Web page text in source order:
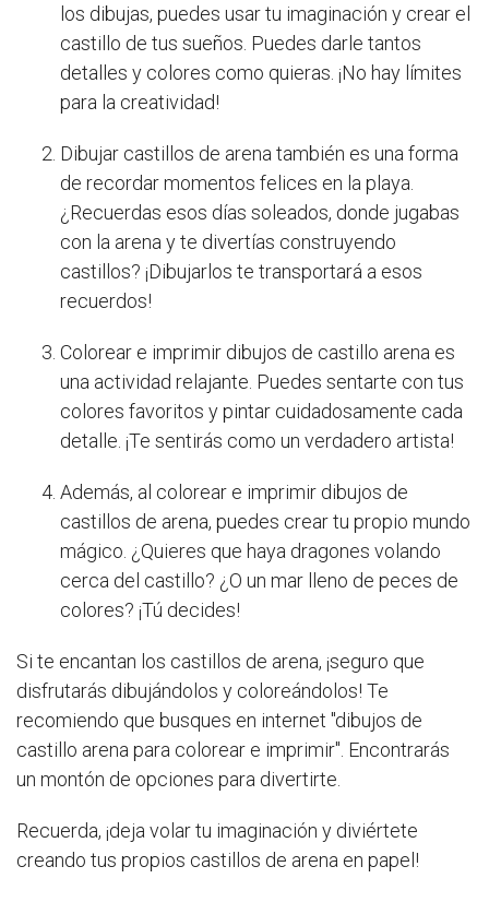
los dibujas, puedes usar tu imaginación y crear el
castillo de tus sueños. Puedes darle tantos
detalles y colores como quieras. ¡No hay límites
para la creatividad!
Dibujar castillos de arena también es una forma
de recordar momentos felices en la playa.
¿Recuerdas esos días soleados, donde jugabas
con la arena y te divertías construyendo
castillos? ¡Dibujarlos te transportará a esos
recuerdos!
Colorear e imprimir dibujos de castillo arena es
una actividad relajante. Puedes sentarte con tus
colores favoritos y pintar cuidadosamente cada
detalle. ¡Te sentirás como un verdadero artista!
Además, al colorear e imprimir dibujos de
castillos de arena, puedes crear tu propio mundo
mágico. ¿Quieres que haya dragones volando
cerca del castillo? ¿O un mar lleno de peces de
colores? ¡Tú decides!
Si te encantan los castillos de arena, ¡seguro que
disfrutarás dibujándolos y coloreándolos! Te
recomiendo que busques en internet "dibujos de
castillo arena para colorear e imprimir". Encontrarás
un montón de opciones para divertirte.
Recuerda, ¡deja volar tu imaginación y diviértete
creando tus propios castillos de arena en papel!